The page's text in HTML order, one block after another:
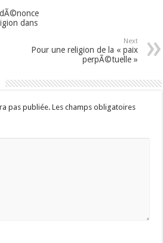
dÃ©nonce
dans
Next
Pour une religion de la « paix
perpÃ©tuelle »
pas publiée. Les champs obligatoires